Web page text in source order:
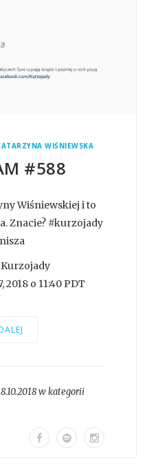
WIŚNIEWSKA
#588
Wiśniewskiej i to
Znacie? #kurzojady
2018 o 11:40 PDT
w kategorii